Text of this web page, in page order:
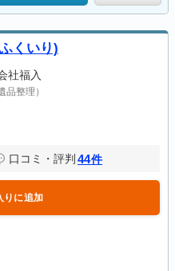
くいり)
社福入
品整理）
口コミ・評判 44件
りに追加